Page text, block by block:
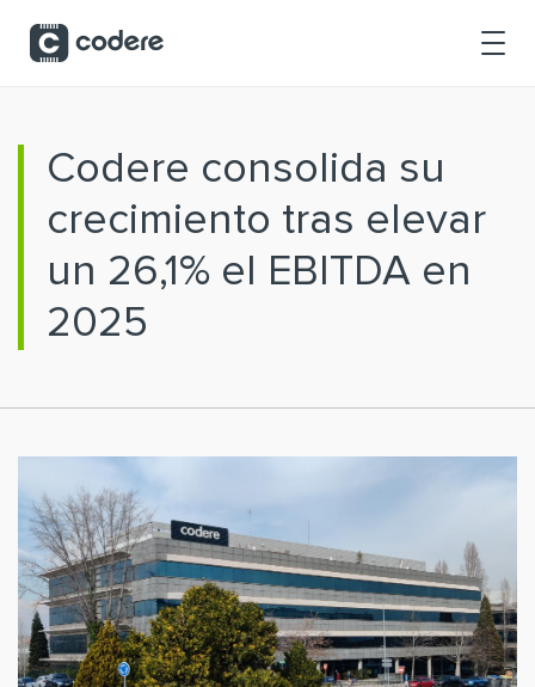
Codere consolida su
crecimiento tras elevar
un 26,1% el EBITDA en
2025